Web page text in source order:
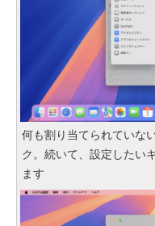
何も割り当てられていな
ク。続いて、設定したい
ます